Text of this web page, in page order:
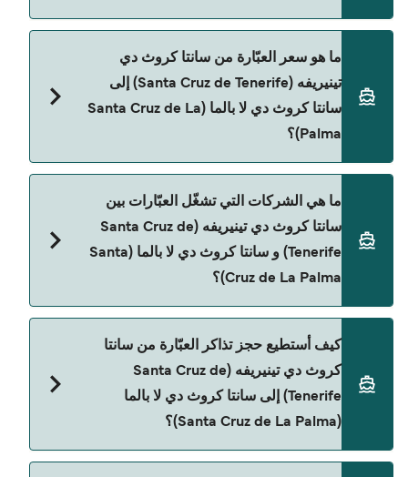
Cruz de La Palma) تقريباً 7 ساعات. مدة الإبحار ممكن
تختلف حسب الموسم والشركة، لذلك ننصحك بمراجعة
Finder.
ما هو سعر العبّارة من سانتا كروث دي
تينيريفه (Santa Cruz de Tenerife) إلى
سانتا كروث دي لا بالما (Santa Cruz de La
Palma)؟
de Tenerife) إلى سانتا كروث دي لا بالما (Santa Cruz
de La Palma) يختلف حسب الموسم. متوسط سعر
الرحلة هو 897٫69 ر.ق.‏SAR. السعر لا يشمل رسوم الحجز.
ما هي الشركات التي تشغّل العبّارات بين
سانتا كروث دي تينيريفه (Santa Cruz de
Tenerife) و سانتا كروث دي لا بالما (Santa
Cruz de La Palma)؟
كروث دي لا بالما (Santa Cruz de La Palma).
كيف أستطيع حجز تذاكر العبّارة من سانتا
كروث دي تينيريفه (Santa Cruz de
Tenerife) إلى سانتا كروث دي لا بالما
(Santa Cruz de La Palma)؟